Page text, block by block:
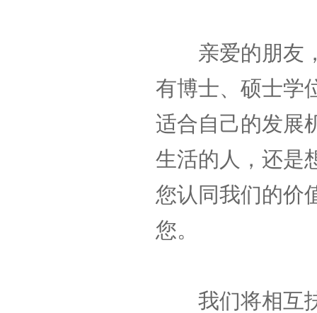
亲爱的朋友，
有博士、硕士学
适合自己的发展
生活的人，还是
您认同我们的价
您。
我们将相互扶